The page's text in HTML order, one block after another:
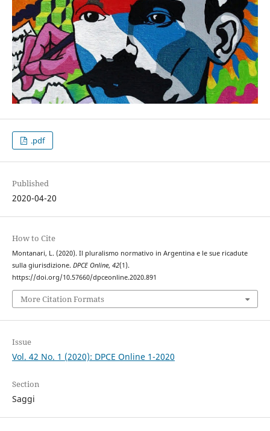
.pdf
Published
2020-04-20
How to Cite
Montanari, L. (2020). Il pluralismo normativo in Argentina e le sue ricadute
sulla giurisdizione. DPCE Online, 42(1).
https://doi.org/10.57660/dpceonline.2020.891
More Citation Formats
Issue
Vol. 42 No. 1 (2020): DPCE Online 1-2020
Section
Saggi